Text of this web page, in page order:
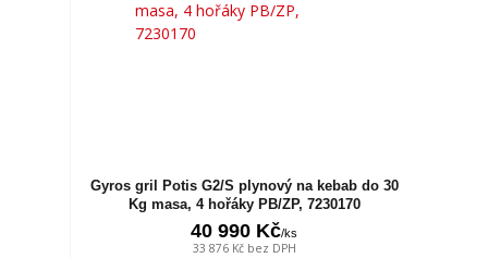
Gyros gril Potis G2/S plynový na kebab do 30
Kg masa, 4 hořáky PB/ZP, 7230170
40 990 Kč/ks
33 876 Kč bez DPH